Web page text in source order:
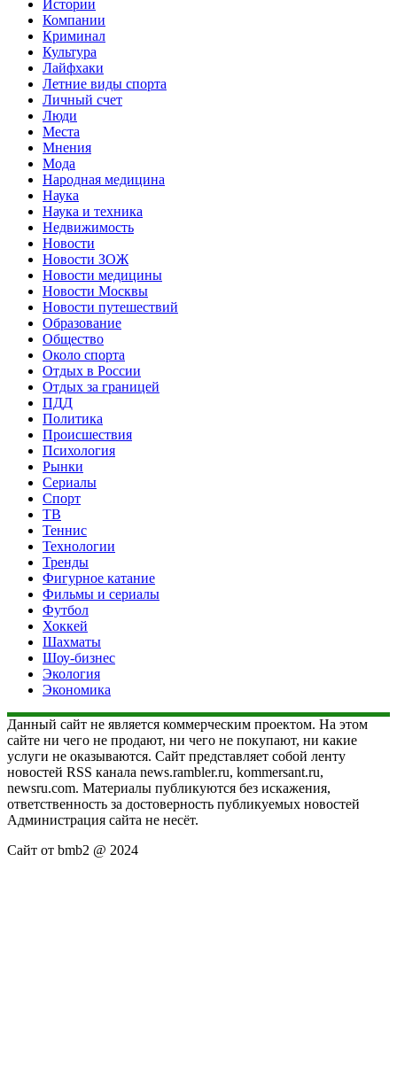
Истории
Компании
Криминал
Культура
Лайфхаки
Летние виды спорта
Личный счет
Люди
Места
Мнения
Мода
Народная медицина
Наука
Наука и техника
Недвижимость
Новости
Новости ЗОЖ
Новости медицины
Новости Москвы
Новости путешествий
Образование
Общество
Около спорта
Отдых в России
Отдых за границей
ПДД
Политика
Происшествия
Психология
Рынки
Сериалы
Спорт
ТВ
Теннис
Технологии
Тренды
Фигурное катание
Фильмы и сериалы
Футбол
Хоккей
Шахматы
Шоу-бизнес
Экология
Экономика
Данный сайт не является коммерческим проектом. На этом
сайте ни чего не продают, ни чего не покупают, ни какие
услуги не оказываются. Сайт представляет собой ленту
новостей RSS канала news.rambler.ru, kommersant.ru,
newsru.com. Материалы публикуются без искажения,
ответственность за достоверность публикуемых новостей
Администрация сайта не несёт.
Сайт от bmb2 @ 2024